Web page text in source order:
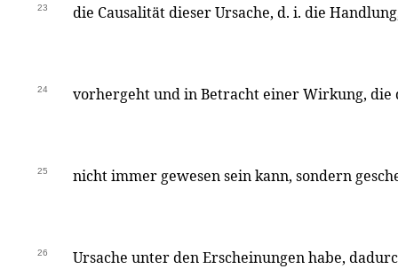
23 die Causalität dieser Ursache, d. i. die
24 vorhergeht und in Betracht einer Wirkung, die
25 nicht immer gewesen sein kann, sondern
26 Ursache unter den Erscheinungen habe,